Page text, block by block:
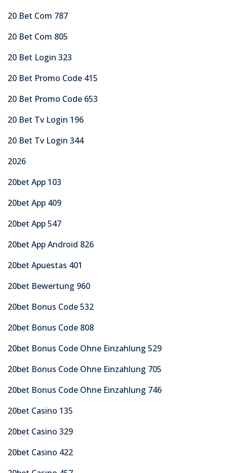
20 Bet Com 787
20 Bet Com 805
20 Bet Login 323
20 Bet Promo Code 415
20 Bet Promo Code 653
20 Bet Tv Login 196
20 Bet Tv Login 344
2026
20bet App 103
20bet App 409
20bet App 547
20bet App Android 826
20bet Apuestas 401
20bet Bewertung 960
20bet Bonus Code 532
20bet Bonus Code 808
20bet Bonus Code Ohne Einzahlung 529
20bet Bonus Code Ohne Einzahlung 705
20bet Bonus Code Ohne Einzahlung 746
20bet Casino 135
20bet Casino 329
20bet Casino 422